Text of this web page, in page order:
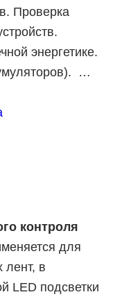
Проверка
энергетике.
…
контроля
для
лент, в
LED подсветки